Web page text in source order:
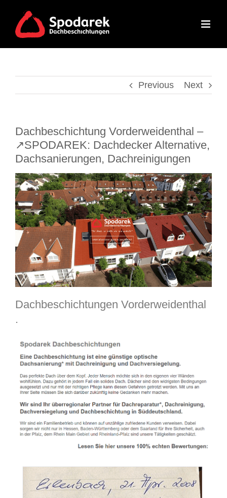
content
Previous Next
Dachbeschichtung Vorderweidenthal –
↗️SPODAREK: Dachdecker Alternative,
Dachsanierungen, Dachreinigungen
Dachbeschichtungen Vorderweidenthal
.